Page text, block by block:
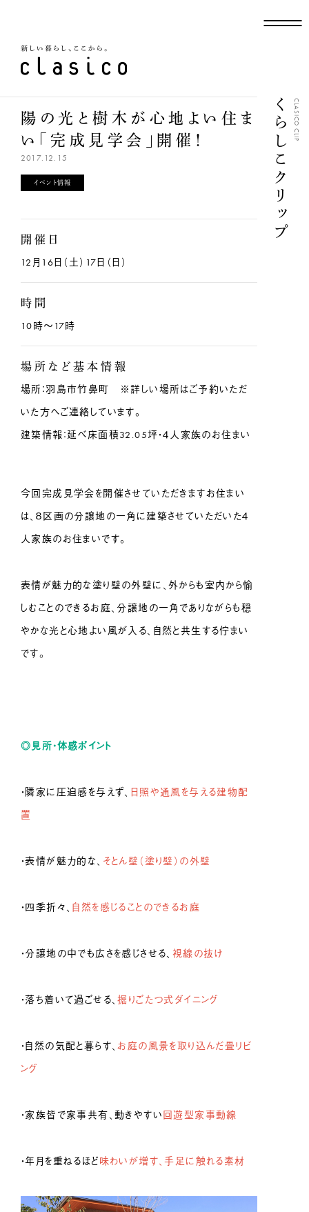
くらしこクリップCLASICO CLIP
陽の光と樹木が心地よい住ま
い「完成見学会」開催！
2017.12.15
イベント情報
開催日
12月16日（土）17日（日）
時間
10時〜17時
場所など基本情報
場所：羽島市竹鼻町 ※詳しい場所はご予約いただ
いた方へご連絡しています。
建築情報：延べ床面積32.05坪・４人家族のお住まい
今回完成見学会を開催させていただきますお住まい
は、８区画の分譲地の一角に建築させていただいた４
人家族のお住まいです。
表情が魅力的な塗り壁の外壁に、外からも室内から愉
しむことのできるお庭、分譲地の一角でありながらも穏
やかな光と心地よい風が入る、自然と共生する佇まい
です。
◎ 見所・体感ポイント
・隣家に圧迫感を与えず、 日照や通風を与える建物配
置
・表情が魅力的な、 そとん壁（塗り壁）の外壁
・四季折々、 自然を感じることのできるお庭
・分譲地の中でも広さを感じさせる、 視線の抜け
・落ち着いて過ごせる、掘りごたつ式ダイニング
・自然の気配と暮らす、お庭の風景を取り込んだ畳リビ
ング
・家族皆で家事共有、動きやすい回遊型家事動線
・年月を重ねるほど味わいが増す、手足に触れる素材